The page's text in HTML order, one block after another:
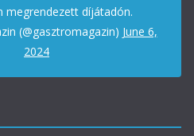
megrendezett díjátadón.
(@gasztromagazin) June 6,
2024